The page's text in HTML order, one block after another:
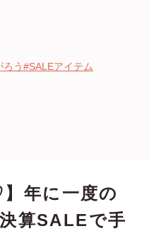
う#SALEアイテム
年に一度の
算SALEで手